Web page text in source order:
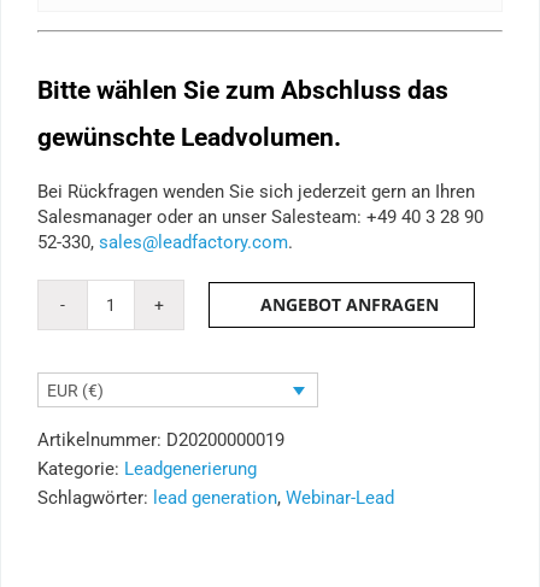
Bitte wählen Sie zum Abschluss das
gewünschte Leadvolumen.
Bei Rückfragen wenden Sie sich jederzeit gern an Ihren
Salesmanager oder an unser Salesteam: +49 40 3 28 90
52-330, sales@leadfactory.com.
Webinar-
Menge
ANGEBOT ANFRAGEN
EUR (€)
Artikelnummer: D20200000019
Kategorie: Leadgenerierung
Schlagwörter: lead generation, Webinar-Lead